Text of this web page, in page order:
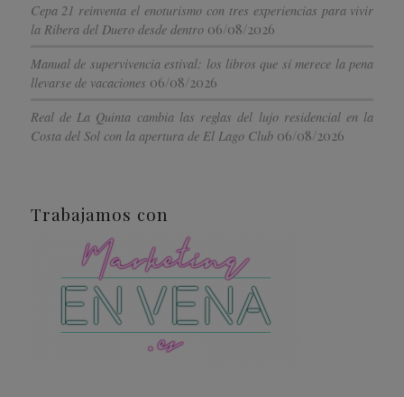
Cepa 21 reinventa el enoturismo con tres experiencias para vivir
la Ribera del Duero desde dentro 06/08/2026
Manual de supervivencia estival: los libros que sí merece la pena
llevarse de vacaciones 06/08/2026
Real de La Quinta cambia las reglas del lujo residencial en la
Costa del Sol con la apertura de El Lago Club 06/08/2026
Trabajamos con